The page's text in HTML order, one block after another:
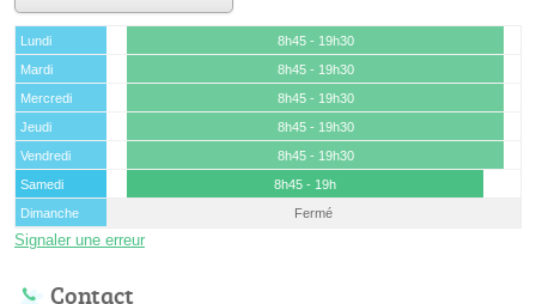
Lundi
8h45 - 19h30
Mardi
8h45 - 19h30
Mercredi
8h45 - 19h30
Jeudi
8h45 - 19h30
Vendredi
8h45 - 19h30
Samedi
8h45 - 19h
Dimanche
Fermé
Signaler une erreur
Contact